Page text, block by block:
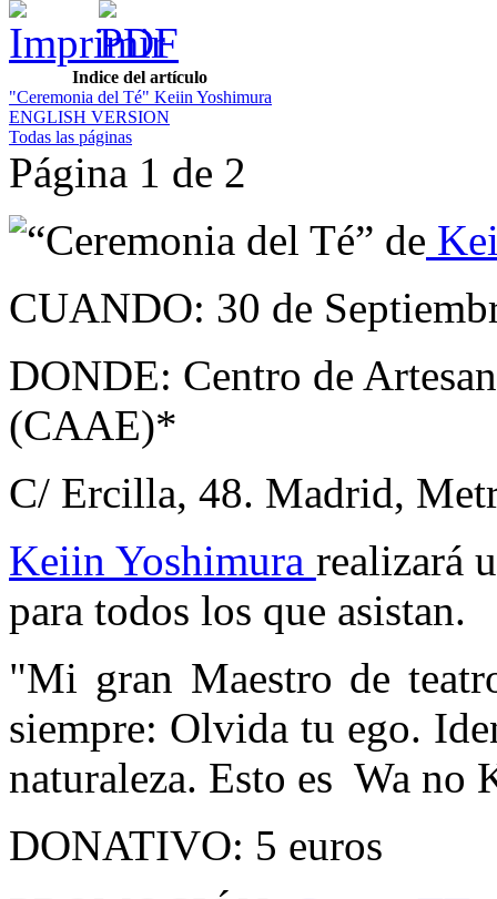
Indice del artículo
"Ceremonia del Té" Keiin Yoshimura
ENGLISH VERSION
Todas las páginas
Página 1 de 2
“Ceremonia del Té” de
CUANDO: 30 de
DONDE: Centro de
(CAAE)*
C/ Ercilla, 48. Madrid,
Keiin Yoshimura realizará
para todos los que asistan.
"Mi gran Maestro de
siempre: Olvida tu ego.
naturaleza. Esto es Wa
DONATIVO: 5 euros